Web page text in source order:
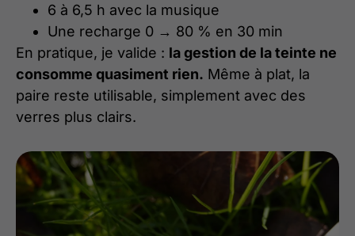
6 à 6,5 h avec la musique
Une recharge 0 → 80 % en 30 min
En pratique, je valide : la gestion de la teinte ne
consomme quasiment rien. Même à plat, la
paire reste utilisable, simplement avec des
verres plus clairs.